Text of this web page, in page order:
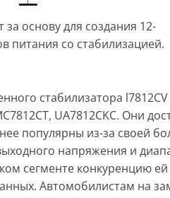
за основу для создания 12-
питания со стабилизацией.
стабилизатора
UA7812CKC. Они
популярны из-за своей
напряжения и
сегменте конкуренцию
Автомобилистам на